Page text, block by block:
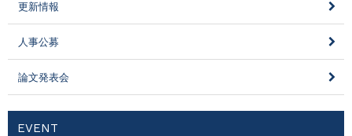
更新情報
人事公募
論文発表会
EVENT